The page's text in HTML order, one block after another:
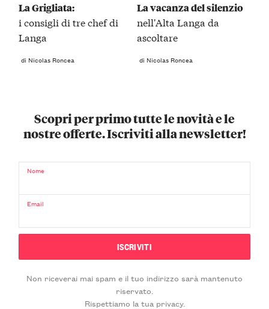
La Grigliata:
i consigli di tre chef di
Langa
di Nicolas Roncea
La vacanza del silenzio
nell'Alta Langa da
ascoltare
di Nicolas Roncea
Scopri per primo tutte le novità e le
nostre offerte. Iscriviti alla newsletter!
Nome
Email
Non riceverai mai spam e il tuo indirizzo sarà mantenuto
riservato.
Rispettiamo la tua privacy.